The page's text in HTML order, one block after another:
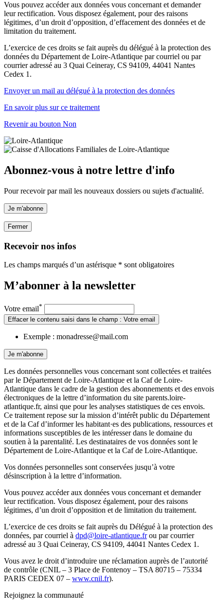
Vous pouvez accéder aux données vous concernant et demander
leur rectification. Vous disposez également, pour des raisons
légitimes, d’un droit d’opposition, d’effacement des données et de
limitation du traitement.
L’exercice de ces droits se fait auprès du délégué à la protection des
données du Département de Loire-Atlantique par courriel ou par
courrier adressé au 3 Quai Ceineray, CS 94109, 44041 Nantes
Cedex 1.
Envoyer un mail au délégué à la protection des données
En savoir plus sur ce traitement
Revenir au bouton Non
Abonnez-vous à notre lettre d'info
Pour recevoir par mail les nouveaux dossiers ou sujets d'actualité.
Je m'abonne
Fermer
Recevoir nos infos
Les champs marqués d’un astérisque * sont obligatoires
M’abonner à la newsletter
Votre email*
Effacer le contenu saisi dans le champ : Votre email
Exemple : monadresse@mail.com
Je m'abonne
Les données personnelles vous concernant sont collectées et traitées
par le Département de Loire-Atlantique et la Caf de Loire-
Atlantique dans le cadre de la gestion des abonnements et des envois
électroniques de la lettre d’information du site parents.loire-
atlantique.fr, ainsi que pour les analyses statistiques de ces envois.
Ce traitement repose sur la mission d’intérêt public du Département
et de la Caf d’informer les habitant·es des publications, ressources et
informations susceptibles de les intéresser dans le domaine du
soutien à la parentalité. Les destinataires de vos données sont le
Département de Loire-Atlantique et la Caf de Loire-Atlantique.
Vos données personnelles sont conservées jusqu’à votre
désinscription à la lettre d’information.
Vous pouvez accéder aux données vous concernant et demander
leur rectification. Vous disposez également, pour des raisons
légitimes, d’un droit d’opposition et de limitation du traitement.
L’exercice de ces droits se fait auprès du Délégué à la protection des
données, par courriel à dpd@loire-atlantique.frou par courrier
adressé au 3 Quai Ceineray, CS 94109, 44041 Nantes Cedex 1.
Vous avez le droit d’introduire une réclamation auprès de l’autorité
de contrôle (CNIL – 3 Place de Fontenoy – TSA 80715 – 75334
PARIS CEDEX 07 – www.cnil.fr).
Rejoignez la communauté